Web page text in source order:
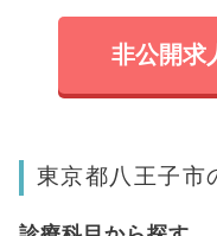
非公開求
東京都八王子市